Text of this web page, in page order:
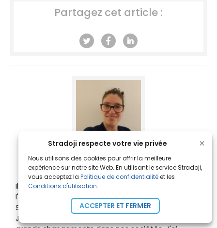
Stradoji respecte votre vie privée
Nous utilisons des cookies pour offrir la meilleure
expérience sur notre site Web. En utilisant le service Stradoji,
vous acceptez la Politique de confidentialitéet les
Conditions d'utilisation.
ACCEPTER ET FERMER
Partagez cet article :
Amandine B.
- Rédactrice financière
Il y a quelques années, j'ai découvert le trading et
l'univers des investissements boursiers grâce à
Sylvain. Mes actifs préférés ? Les cryptomonnaies.
Je suis persuadée qu'elles vont apporter de